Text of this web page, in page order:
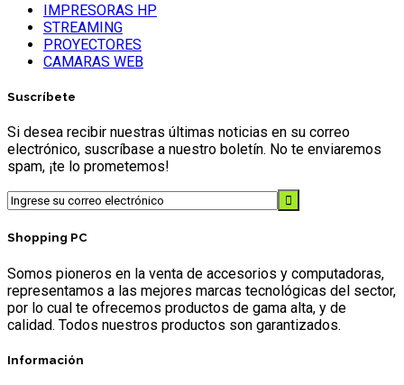
IMPRESORAS HP
STREAMING
PROYECTORES
CAMARAS WEB
Suscríbete
Si desea recibir nuestras últimas noticias en su correo
electrónico, suscríbase a nuestro boletín. No te enviaremos
spam, ¡te lo prometemos!
Shopping PC
Somos pioneros en la venta de accesorios y computadoras,
representamos a las mejores marcas tecnológicas del sector,
por lo cual te ofrecemos productos de gama alta, y de
calidad. Todos nuestros productos son garantizados.
Información